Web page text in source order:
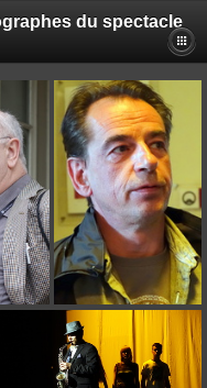
du spectacle